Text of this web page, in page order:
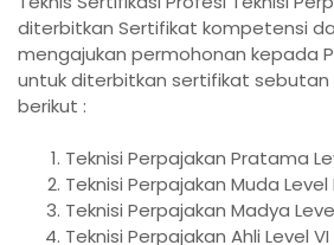
diterbitkan Sertifikat kompetensi
mengajukan permohonan kepada
untuk diterbitkan sertifikat sebutan
berikut :
Teknisi Perpajakan Pratama
Teknisi Perpajakan Muda Level
Teknisi Perpajakan Madya
Teknisi Perpajakan Ahli Level VI